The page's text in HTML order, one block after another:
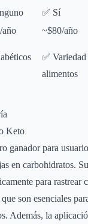
✅ Sí
año ~$80/año
✅ Variedad
alimentos
Keto
ganador para
en carbohidratos.
para rastrear
son esenciales
Además, la